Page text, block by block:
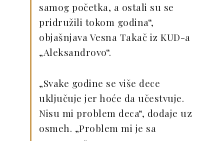
samog početka, a ostali su se
pridružili tokom godina“,
objašnjava Vesna Takač iz KUD-a
„Aleksandrovo“.
„Svake godine se više dece
uključuje jer hoće da učestvuje.
Nisu mi problem deca“, dodaje uz
osmeh. „Problem mi je sa